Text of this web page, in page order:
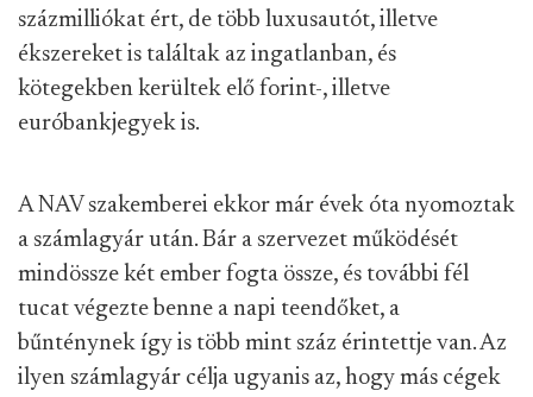
százmilliókat ért, de több luxusautót, illetve
ékszereket is találtak az ingatlanban, és
kötegekben kerültek elő forint-, illetve
euróbankjegyek is.
A NAV szakemberei ekkor már évek óta nyomoztak
a számlagyár után. Bár a szervezet működését
mindössze két ember fogta össze, és további fél
tucat végezte benne a napi teendőket, a
bűnténynek így is több mint száz érintettje van. Az
ilyen számlagyár célja ugyanis az, hogy más cégek